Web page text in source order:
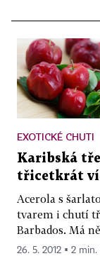
EXOTICKÉ CHUTI
Karibská
třicetkrát
Acerola s
tvarem i chutí
Barbados. Má
26. 5. 2012 ▪ 2